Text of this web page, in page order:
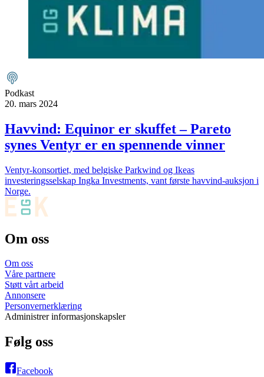
Podkast
20. mars 2024
Havvind: Equinor er skuffet – Pareto
synes Ventyr er en spennende vinner
Ventyr-konsortiet, med belgiske Parkwind og Ikeas
investeringsselskap Ingka Investments, vant første havvind-auksjon i
Norge.
Om oss
Om oss
Våre partnere
Støtt vårt arbeid
Annonsere
Personvernerklæring
Administrer informasjonskapsler
Følg oss
Facebook